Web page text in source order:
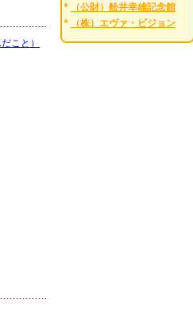
こと）
*
（公財）舩井幸雄記念館
*
（株）エヴァ・ビジョン